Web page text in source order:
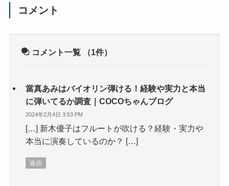
コメント
コメント一覧 （1件）
當真あみはバイオリン弾ける！経験や実力と本当
に弾いてるか調査｜COCOちゃんブログ
2024年2月4日 3:53 PM
[…] 新木優子はフルートが吹ける？経験・実力や
本当に演奏しているのか？ […]
返信